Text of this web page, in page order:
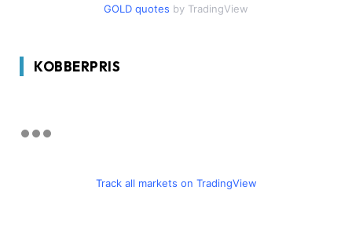
GOLD quotes by TradingView
KOBBERPRIS
Track all markets on TradingView